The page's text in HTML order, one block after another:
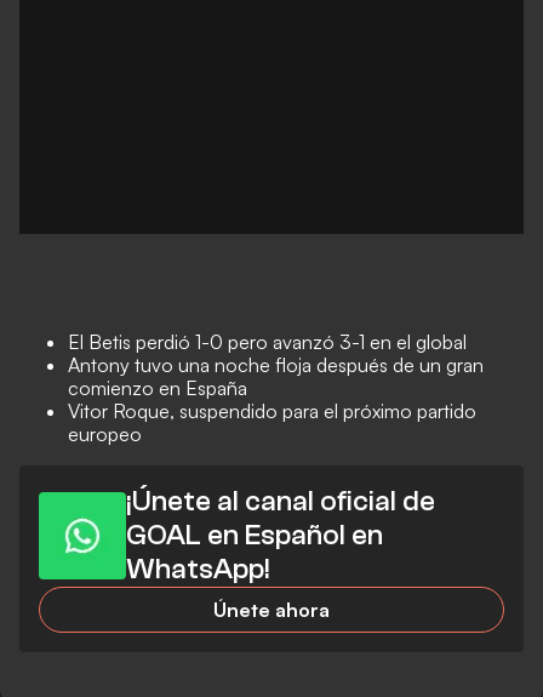
El Betis perdió 1-0 pero avanzó 3-1 en el global
Antony tuvo una noche floja después de un gran
comienzo en España
Vitor Roque, suspendido para el próximo partido
europeo
¡Únete al canal oficial de
GOAL en Español en
WhatsApp!
Únete ahora